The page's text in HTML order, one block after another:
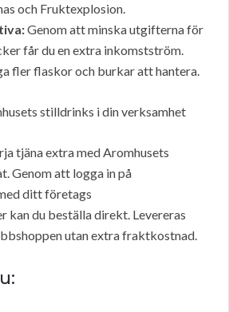
och Fruktexplosion.
Genom att minska utgifterna för
får du en extra inkomstström.
fler flaskor och burkar att hantera.
stilldrinks i din verksamhet
tjäna extra med Aromhusets
Genom att logga in på
ditt företags
kan du beställa direkt. Levereras
utan extra fraktkostnad.